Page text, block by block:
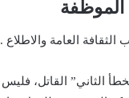
العامة والاطلاع .
الخطأ الثاني”